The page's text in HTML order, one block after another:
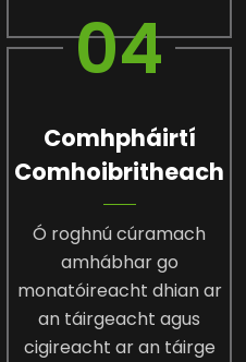
04
Comhpháirtí
Comhoibritheach
Ó roghnú cúramach
amhábhar go
monatóireacht dhian ar
an táirgeacht agus
cigireacht ar an táirge